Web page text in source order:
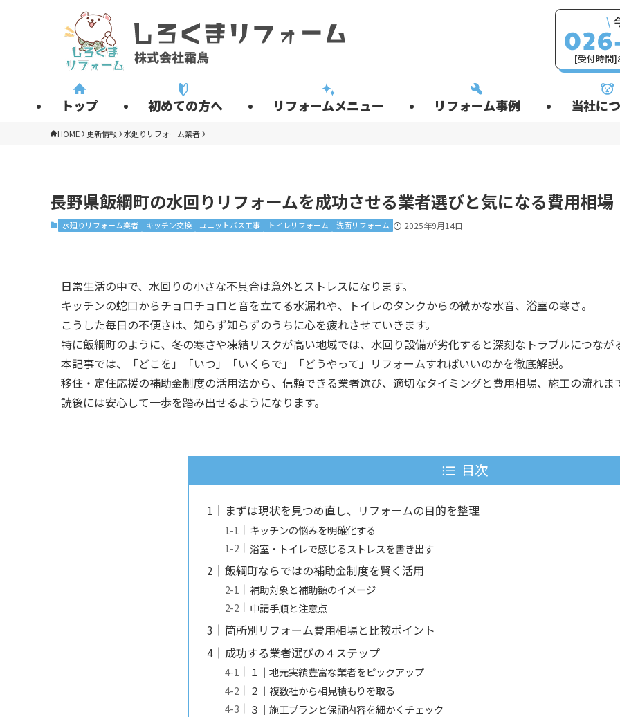
トップ 初めての方へ リフォームメニュー リフォーム事例 当社に
\
[受付時間
HOME 更新情報 水廻りリフォーム業者
長野県飯綱町の水回りリフォームを成功させる業者選びと気になる費用相場
水廻りリフォーム業者 キッチン交換 ユニットバス工事 トイレリフォーム 洗面リフォーム 2025年9月14日
日常生活の中で、水回りの小さな不具合は意外とストレスになります。
キッチンの蛇口からチョロチョロと音を立てる水漏れや、トイレのタンクからの微かな水音、浴室の寒さ。
こうした毎日の不便さは、知らず知らずのうちに心を疲れさせていきます。
特に飯綱町のように、冬の寒さや凍結リスクが高い地域では、水回り設備が劣化すると深刻なトラブルにつなが
本記事では、「どこを」「いつ」「いくらで」「どうやって」リフォームすればいいのかを徹底解説。
移住・定住応援の補助金制度の活用法から、信頼できる業者選び、適切なタイミングと費用相場、施工の流れま
読後には安心して一歩を踏み出せるようになります。
目次
まずは現状を見つめ直し、リフォームの目的を整理
キッチンの悩みを明確化する
浴室・トイレで感じるストレスを書き出す
飯綱町ならではの補助金制度を賢く活用
補助対象と補助額のイメージ
申請手順と注意点
箇所別リフォーム費用相場と比較ポイント
成功する業者選びの４ステップ
１｜地元実績豊富な業者をピックアップ
２｜複数社から相見積もりを取る
３｜施工プランと保証内容を細かくチェック